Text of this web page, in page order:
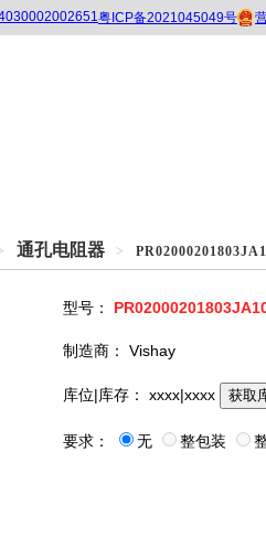
通孔电阻器 >
型号：
制造商： Vishay
库位|库存： xxxx|xxxx 获取
要求： 无 整包装